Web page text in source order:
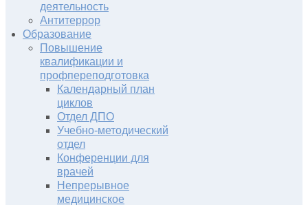
деятельность
Антитеррор
Образование
Повышение
квалификации и
профпереподготовка
Календарный план
циклов
Отдел ДПО
Учебно-методический
отдел
Конференции для
врачей
Непрерывное
медицинское